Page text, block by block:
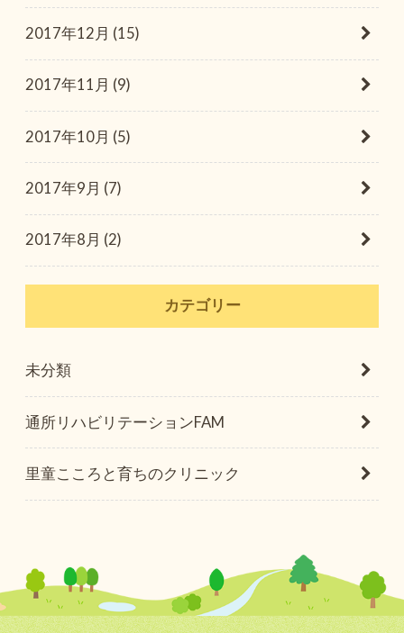
2017年12月 (15)
2017年11月 (9)
2017年10月 (5)
2017年9月 (7)
2017年8月 (2)
カテゴリー
未分類
通所リハビリテーションFAM
里童こころと育ちのクリニック